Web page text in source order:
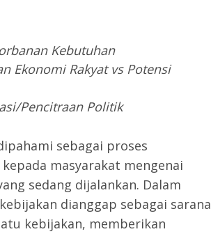
Kebutuhan
Ekonomi Rakyat vs Potensi
Pencitraan Politik
sebagai proses
masyarakat mengenai
sedang dijalankan. Dalam
dianggap sebagai sarana
kebijakan, memberikan